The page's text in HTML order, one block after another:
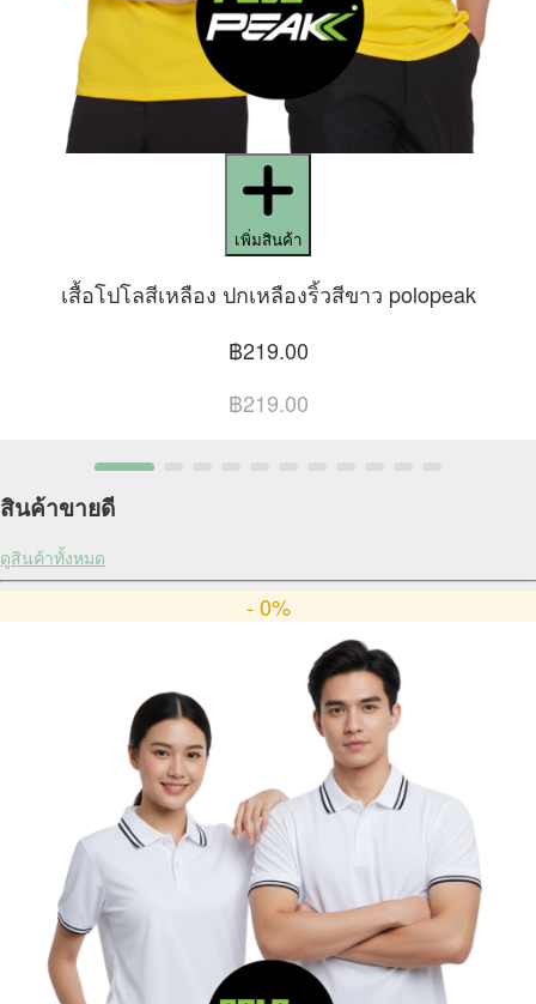
เพิ่มสินค้า
เสื้อโปโลสีเหลือง ปกเหลืองริ้วสีขาว polopeak
฿219.00
฿219.00
สินค้าขายดี
ดูสินค้าทั้งหมด
- 0%